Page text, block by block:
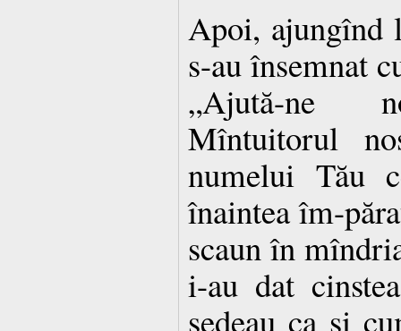
Apoi, ajungînd
s-au însemnat
„Ajută-ne
Mîntuitorul
numelui Tău
înaintea îm-
scaun în
i-au dat
şedeau ca şi